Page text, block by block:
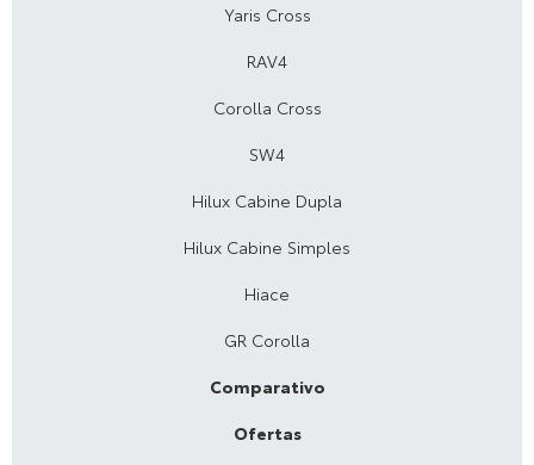
Yaris Cross
RAV4
Corolla Cross
SW4
Hilux Cabine Dupla
Hilux Cabine Simples
Hiace
GR Corolla
Comparativo
Ofertas